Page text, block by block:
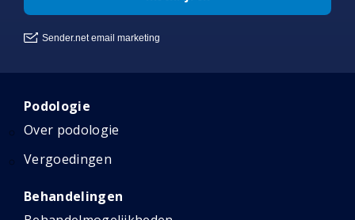
Podologie
Over podologie
Vergoedingen
Behandelingen